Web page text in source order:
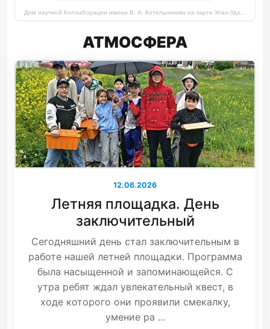
АТМОСФЕРА
12.06.2026
Летняя площадка. День
заключительный
Сегодняшний день стал заключительным в
работе нашей летней площадки. Программа
была насыщенной и запоминающейся. С
утра ребят ждал увлекательный квест, в
ходе которого они проявили смекалку,
умение ра ...